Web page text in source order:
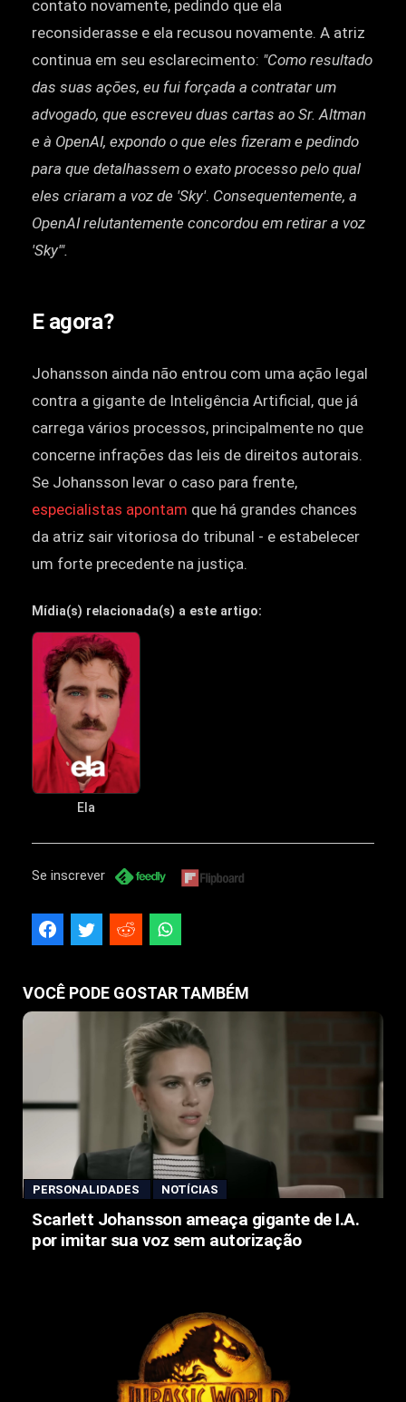
contato novamente, pedindo que ela
reconsiderasse e ela recusou novamente. A atriz
continua em seu esclarecimento: "Como resultado
das suas ações, eu fui forçada a contratar um
advogado, que escreveu duas cartas ao Sr. Altman
e à OpenAI, expondo o que eles fizeram e pedindo
para que detalhassem o exato processo pelo qual
eles criaram a voz de 'Sky'. Consequentemente, a
OpenAI relutantemente concordou em retirar a voz
'Sky'".
E agora?
Johansson ainda não entrou com uma ação legal
contra a gigante de Inteligência Artificial, que já
carrega vários processos, principalmente no que
concerne infrações das leis de direitos autorais.
Se Johansson levar o caso para frente,
especialistas apontam que há grandes chances
da atriz sair vitoriosa do tribunal - e estabelecer
um forte precedente na justiça.
Mídia(s) relacionada(s) a este artigo:
Ela
Se inscrever
VOCÊ PODE GOSTAR TAMBÉM
PERSONALIDADES NOTÍCIAS
Scarlett Johansson ameaça gigante de I.A.
por imitar sua voz sem autorização